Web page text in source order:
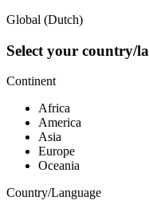
Global (Dutch)
Select your country/
Continent
Africa
America
Asia
Europe
Oceania
Country/Language